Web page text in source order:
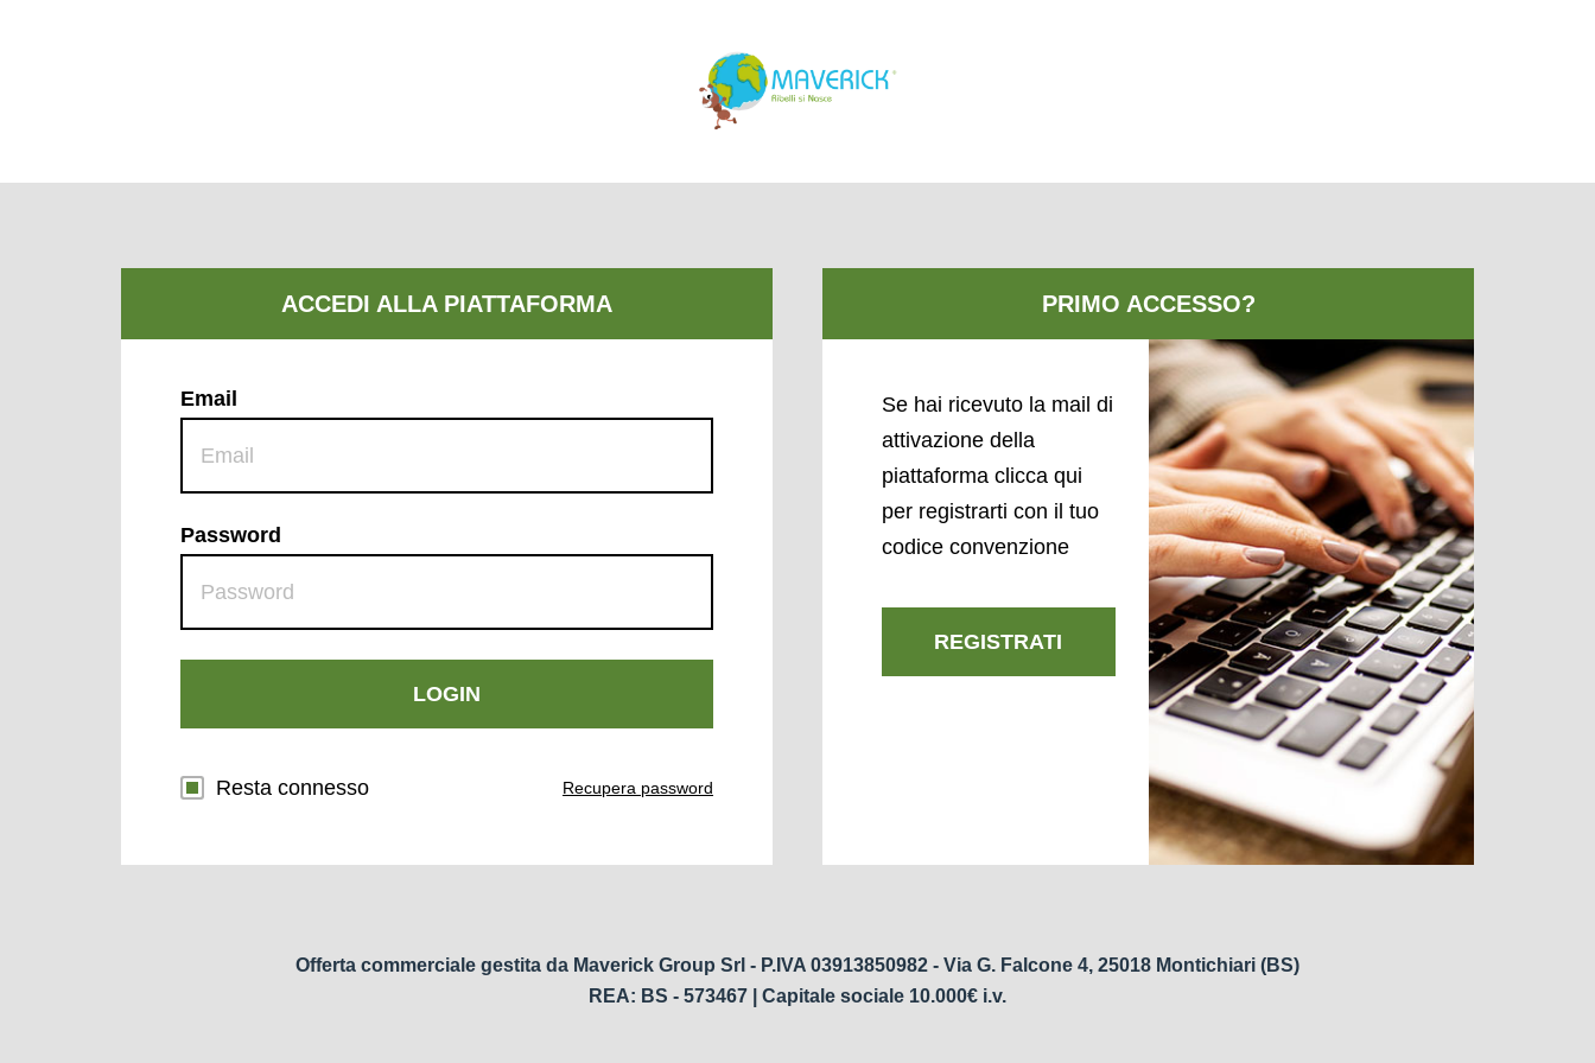
Email
Password
LOGIN
Resta connesso Recupera password
Se hai ricevuto la mail di
attivazione della
piattaforma clicca qui
per registrarti con il tuo
codice convenzione
REGISTRATI
Offerta commerciale gestita da Maverick Group Srl - P.IVA 03913850982 - Via G. Falcone 4, 25018 Montichiari (BS)
REA: BS - 573467 | Capitale sociale 10.000€ i.v.